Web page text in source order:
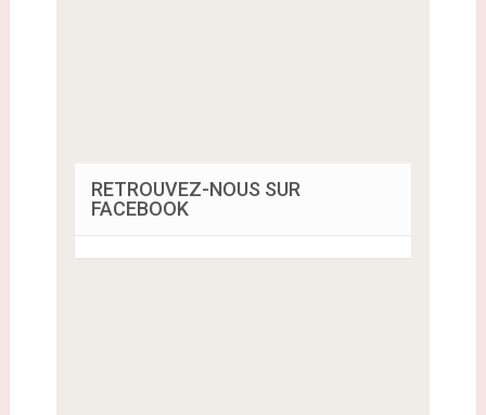
RETROUVEZ-NOUS SUR
FACEBOOK